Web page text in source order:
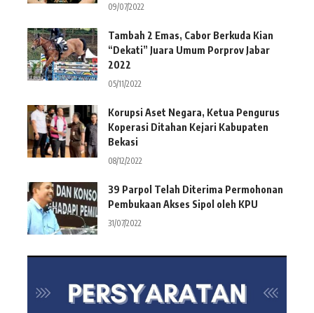
09/07/2022
Tambah 2 Emas, Cabor Berkuda Kian
“Dekati” Juara Umum Porprov Jabar
2022
05/11/2022
Korupsi Aset Negara, Ketua Pengurus
Koperasi Ditahan Kejari Kabupaten
Bekasi
08/12/2022
39 Parpol Telah Diterima Permohonan
Pembukaan Akses Sipol oleh KPU
31/07/2022